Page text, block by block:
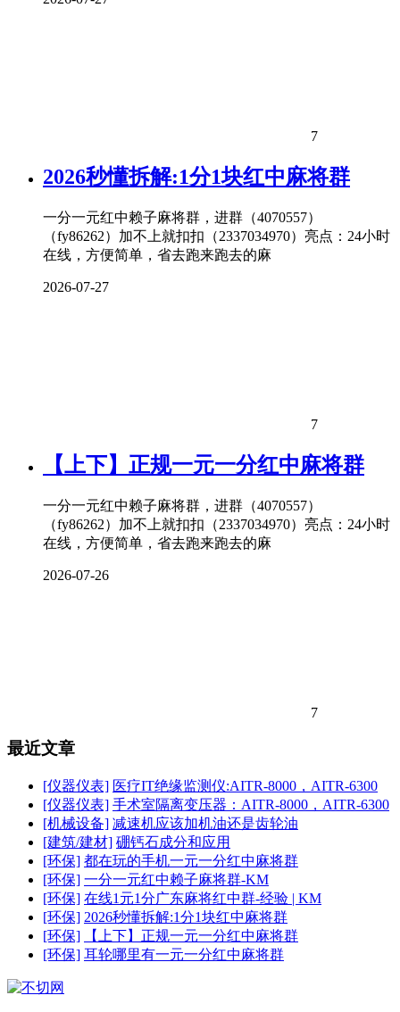
7
2026秒懂拆解:1分1块红中麻将群
一分一元红中赖子麻将群，进群（4070557）
（fy86262）加不上就扣扣（2337034970）亮点：24小时
在线，方便简单，省去跑来跑去的麻
2026-07-27
7
【上下】正规一元一分红中麻将群
一分一元红中赖子麻将群，进群（4070557）
（fy86262）加不上就扣扣（2337034970）亮点：24小时
在线，方便简单，省去跑来跑去的麻
2026-07-26
7
最近文章
[仪器仪表] 医疗IT绝缘监测仪:AITR-8000，AITR-6300
[仪器仪表] 手术室隔离变压器：AITR-8000，AITR-6300
[机械设备] 减速机应该加机油还是齿轮油
[建筑/建材] 硼钙石成分和应用
[环保] 都在玩的手机一元一分红中麻将群
[环保] 一分一元红中赖子麻将群-KM
[环保] 在线1元1分广东麻将红中群-经验 | KM
[环保] 2026秒懂拆解:1分1块红中麻将群
[环保]
【上下】正规一元一分红中麻将群
[环保] 耳轮哪里有一元一分红中麻将群